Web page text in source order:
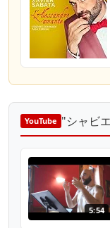
YouTube "シャビ
5:54